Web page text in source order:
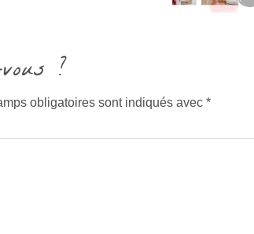
?
obligatoires sont indiqués avec *